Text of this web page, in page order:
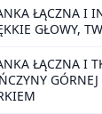
ŁĄCZNA I
GŁOWY,
ŁĄCZNA I